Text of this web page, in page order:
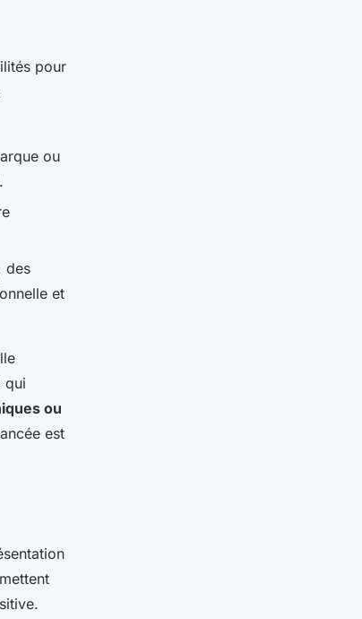
pour
ou
des
et
qui
ou
est